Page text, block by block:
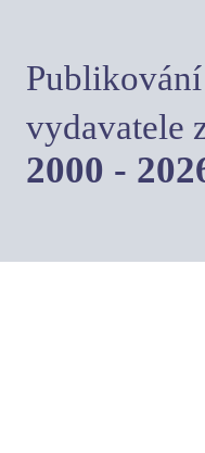
vydavatele
2000 -